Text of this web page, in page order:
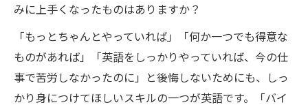
みに上手くなったものはありますか？
「もっとちゃんとやっていれば」「何か一つでも得意な
ものがあれば」「英語をしっかりやっていれば、今の仕
事で苦労しなかったのに」と後悔しないためにも、しっ
かり身につけてほしいスキルの一つが英語です。「バイ